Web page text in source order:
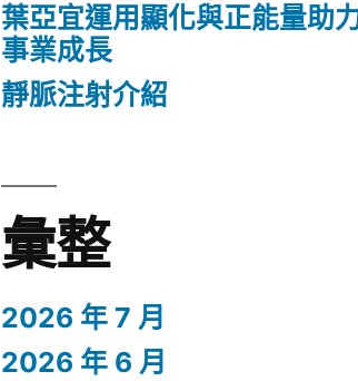
葉亞宜運用顯化與正能量助
事業成長
靜脈注射介紹
彙整
2026 年 7 月
2026 年 6 月